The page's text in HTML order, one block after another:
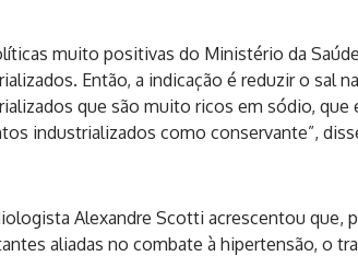
muito positivas do Ministério da
Então, a indicação é reduzir o sal
que são muito ricos em sódio,
industrializados como conservante”,
Alexandre Scotti acrescentou que,
aliadas no combate à hipertensão, o